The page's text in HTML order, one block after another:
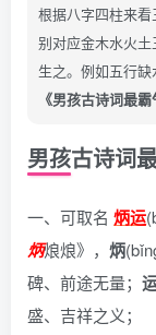
根据八字四柱来
别对应金木水火
生之。例如五行
《男孩古诗词最
男孩古诗词
一、可取名 炳运
炳烺烺》 ， 炳
碑、前途无量；
盛、吉祥之义；